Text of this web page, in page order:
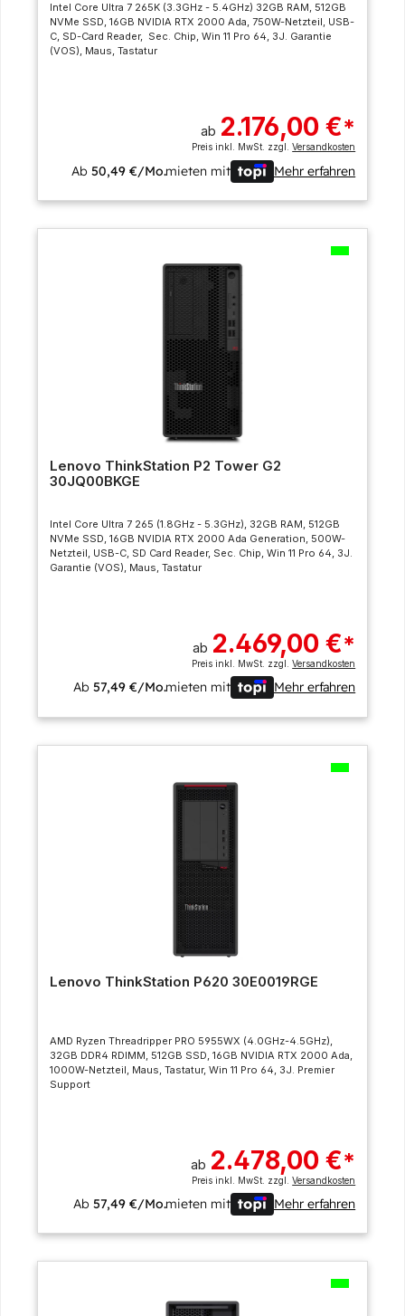
Intel Core Ultra 7 265K (3.3GHz - 5.4GHz) 32GB RAM, 512GB
NVMe SSD, 16GB NVIDIA RTX 2000 Ada, 750W-Netzteil, USB-
C, SD-Card Reader, Sec. Chip, Win 11 Pro 64, 3J. Garantie
(VOS), Maus, Tastatur
ab 2.176,00 €*
Preis inkl. MwSt. zzgl.Versandkosten
Ab50,49 €/Mo.mieten mit Mehr erfahren
Lenovo ThinkStation P2 Tower G2
30JQ00BKGE
Intel Core Ultra 7 265 (1.8GHz - 5.3GHz), 32GB RAM, 512GB
NVMe SSD, 16GB NVIDIA RTX 2000 Ada Generation, 500W-
Netzteil, USB-C, SD Card Reader, Sec. Chip, Win 11 Pro 64, 3J.
Garantie (VOS), Maus, Tastatur
ab 2.469,00 €*
Preis inkl. MwSt. zzgl.Versandkosten
Ab57,49 €/Mo.mieten mit Mehr erfahren
Lenovo ThinkStation P620 30E0019RGE
AMD Ryzen Threadripper PRO 5955WX (4.0GHz-4.5GHz),
32GB DDR4 RDIMM, 512GB SSD, 16GB NVIDIA RTX 2000 Ada,
1000W-Netzteil, Maus, Tastatur, Win 11 Pro 64, 3J. Premier
Support
ab 2.478,00 €*
Preis inkl. MwSt. zzgl.Versandkosten
Ab57,49 €/Mo.mieten mit Mehr erfahren